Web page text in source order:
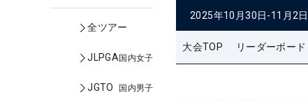
全ツアー
JLPGA国内女子
JGTO 国内男子
2025年10月30日-11月2日
大会TOP リーダーボード